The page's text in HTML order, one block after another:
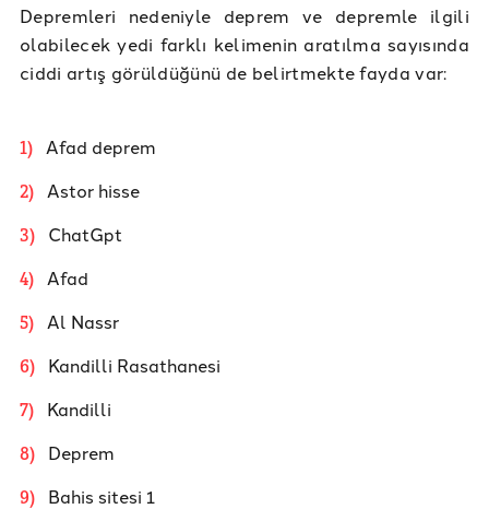
Depremleri nedeniyle deprem ve depremle ilgili
olabilecek yedi farklı kelimenin aratılma sayısında
ciddi artış görüldüğünü de belirtmekte fayda var:
1) Afad deprem
2) Astor hisse
3) ChatGpt
4) Afad
5) Al Nassr
6) Kandilli Rasathanesi
7) Kandilli
8) Deprem
9) Bahis sitesi 1